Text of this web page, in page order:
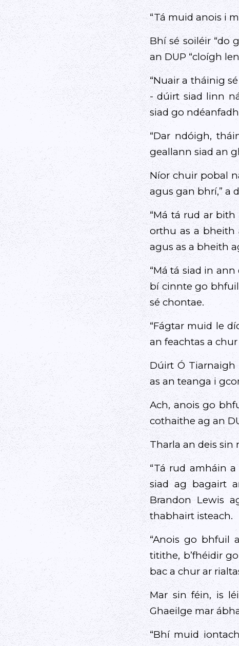
“Tá muid anois i
Bhí sé soiléir “do
an DUP “cloígh
“Nuair a tháinig
- dúirt siad linn
siad go
“Dar ndóigh,
geallann siad an
Níor chuir pobal
agus gan bhrí,” a
“Má tá rud ar
orthu as a bheith
agus as a bheith
“Má tá siad in
bí cinnte go
sé chontae.
“Fágtar muid le
an feachtas a
Dúirt Ó
as an teanga i
Ach, anois go
cothaithe ag an
Tharla an deis sin
“Tá rud amháin
siad ag bagairt
Brandon Lewis
thabhairt isteach.
“Anois go bhfuil
titithe, b’fhéidir
bac a chur ar
Mar sin féin, is
Ghaeilge mar
“Bhí muid